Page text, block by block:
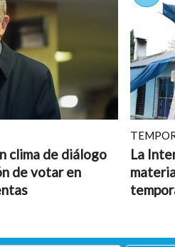
clima de diálogo
de votar en
La